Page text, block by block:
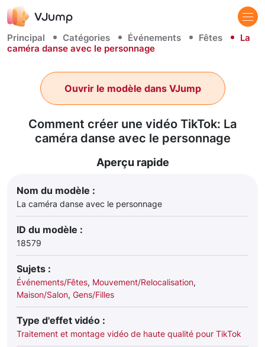
Principal Catégories Événements Fêtes
La
caméra danse avec le personnage
Comment créer une vidéo TikTok: La
caméra danse avec le personnage
Ouvrir le modèle dans VJump
Aperçu rapide
Nom du modèle :
La caméra danse avec le personnage
ID du modèle :
18579
Sujets :
Événements/Fêtes, Mouvement/Relocalisation,
Maison/Salon, Gens/Filles
Type d'effet vidéo :
Traitement et montage vidéo de haute qualité pour TikTok